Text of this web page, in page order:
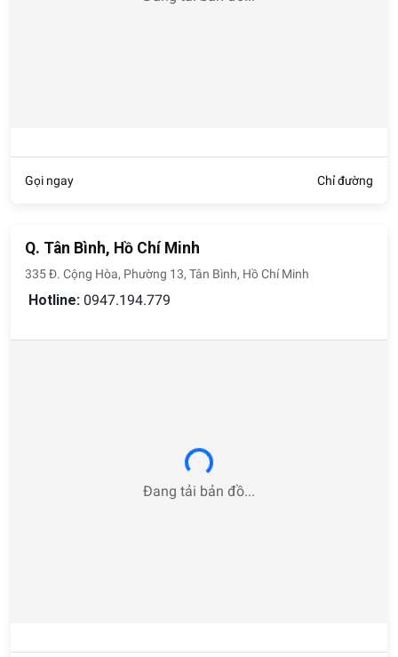
Gọi ngay Chỉ đường
Q. Tân Bình, Hồ Chí Minh
335 Đ. Cộng Hòa, Phường 13, Tân Bình, Hồ Chí Minh
Hotline: 0947.194.779
Loading...
Đang tải bản đồ...